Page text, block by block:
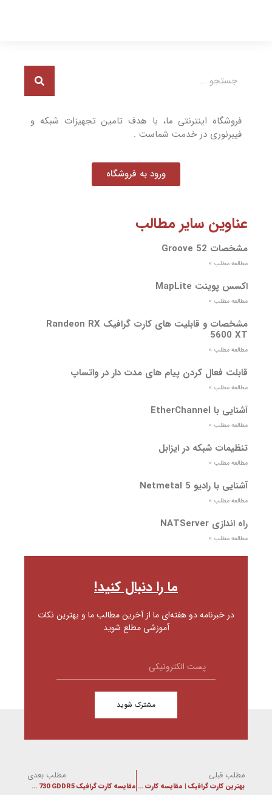
فروشگاه اینترنتی ما، با هدف تامین تجهیزات شبکه و
فیبرنوری در خدمت شماست .
ورود به فروشگاه
عناوین سایر مطالب
مشخصات Groove 52
مطالعه مطلب »
اکسس پوینت MapLite
مطالعه مطلب »
مشخصات و قابلیت های کارت گرافیک Randeon RX
5600 XT
مطالعه مطلب »
قابلت فعال کردن پیام های مدت دار در واتساپ
مطالعه مطلب »
آشنایی با EtherChannel
مطالعه مطلب »
تنظیمات شبکه در ایزابل
مطالعه مطلب »
آشنایی با رادیو Netmetal 5
مطالعه مطلب »
راه اندازی NATServer
مطالعه مطلب »
ما را دنبال کنید!
در خبرنامه دو هفته‌ای ما از آخرین مطالب ما و بهترین نکات
آموزشی مطلع شوید
مشترک شوید
مطلب قبلی
بهترین کارت گرافیک | مقایسه کارت گرافیک ها برای گیمینگ و پردازش های گرافیکی
مطلب بعدی
مقایسه کارت گرافیک GT 730 GDDR5 با Nvidia GeForce GTX 1650